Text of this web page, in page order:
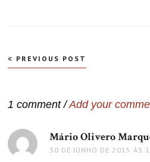
Navegação
de
PREVIOUS POST
1 comment /Add your
Mário Olivero
30 DE JUNHO DE 2015 ÀS